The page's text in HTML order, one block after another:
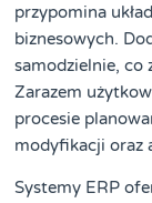
przypomina
biznesowych.
samodzielnie, co
Zarazem
procesie
modyfikacji oraz
Systemy ERP